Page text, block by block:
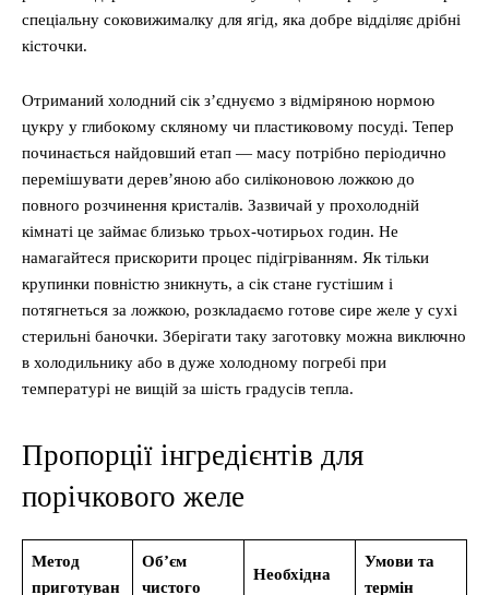
спеціальну соковижималку для ягід, яка добре відділяє дрібні
кісточки.
Отриманий холодний сік з’єднуємо з відміряною нормою
цукру у глибокому скляному чи пластиковому посуді. Тепер
починається найдовший етап — масу потрібно періодично
перемішувати дерев’яною або силіконовою ложкою до
повного розчинення кристалів. Зазвичай у прохолодній
кімнаті це займає близько трьох-чотирьох годин. Не
намагайтеся прискорити процес підігріванням. Як тільки
крупинки повністю зникнуть, а сік стане густішим і
потягнеться за ложкою, розкладаємо готове сире желе у сухі
стерильні баночки. Зберігати таку заготовку можна виключно
в холодильнику або в дуже холодному погребі при
температурі не вищій за шість градусів тепла.
Пропорції інгредієнтів для
порічкового желе
Метод
приготуван
Об’єм
чистого
Необхідна
Умови та
термін